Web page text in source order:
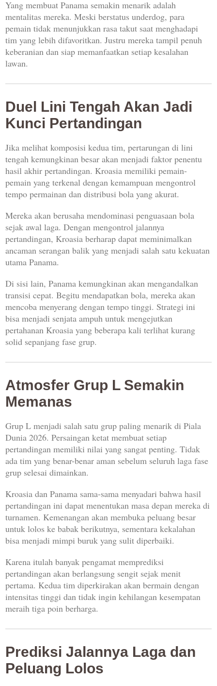
Yang membuat Panama semakin menarik adalah
mentalitas mereka. Meski berstatus underdog, para
pemain tidak menunjukkan rasa takut saat menghadapi
tim yang lebih difavoritkan. Justru mereka tampil penuh
keberanian dan siap memanfaatkan setiap kesalahan
lawan.
Duel Lini Tengah Akan Jadi
Kunci Pertandingan
Jika melihat komposisi kedua tim, pertarungan di lini
tengah kemungkinan besar akan menjadi faktor penentu
hasil akhir pertandingan. Kroasia memiliki pemain-
pemain yang terkenal dengan kemampuan mengontrol
tempo permainan dan distribusi bola yang akurat.
Mereka akan berusaha mendominasi penguasaan bola
sejak awal laga. Dengan mengontrol jalannya
pertandingan, Kroasia berharap dapat meminimalkan
ancaman serangan balik yang menjadi salah satu kekuatan
utama Panama.
Di sisi lain, Panama kemungkinan akan mengandalkan
transisi cepat. Begitu mendapatkan bola, mereka akan
mencoba menyerang dengan tempo tinggi. Strategi ini
bisa menjadi senjata ampuh untuk mengejutkan
pertahanan Kroasia yang beberapa kali terlihat kurang
solid sepanjang fase grup.
Atmosfer Grup L Semakin
Memanas
Grup L menjadi salah satu grup paling menarik di Piala
Dunia 2026. Persaingan ketat membuat setiap
pertandingan memiliki nilai yang sangat penting. Tidak
ada tim yang benar-benar aman sebelum seluruh laga fase
grup selesai dimainkan.
Kroasia dan Panama sama-sama menyadari bahwa hasil
pertandingan ini dapat menentukan masa depan mereka di
turnamen. Kemenangan akan membuka peluang besar
untuk lolos ke babak berikutnya, sementara kekalahan
bisa menjadi mimpi buruk yang sulit diperbaiki.
Karena itulah banyak pengamat memprediksi
pertandingan akan berlangsung sengit sejak menit
pertama. Kedua tim diperkirakan akan bermain dengan
intensitas tinggi dan tidak ingin kehilangan kesempatan
meraih tiga poin berharga.
Prediksi Jalannya Laga dan
Peluang Lolos